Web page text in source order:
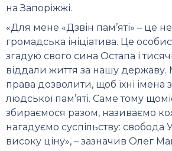
на Запоріжжі.
«Для мене «Дзвін пам’яті» – це
громадська ініціатива. Це
згадую свого сина Остапа і
віддали життя за нашу
права дозволити, щоб їхні імена
людської пам’яті. Саме тому
збираємося разом, називаємо
нагадуємо суспільству: свобода
високу ціну», – зазначив Олег